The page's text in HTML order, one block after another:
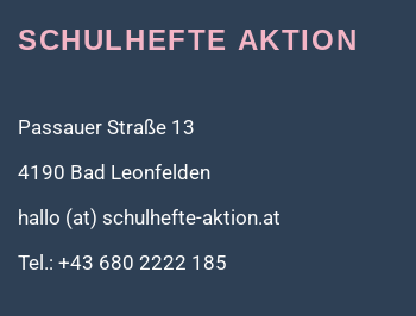
SCHULHEFTE AKTION
Passauer Straße 13
4190 Bad Leonfelden
hallo (at) schulhefte-aktion.at
Tel.: +43 680 2222 185